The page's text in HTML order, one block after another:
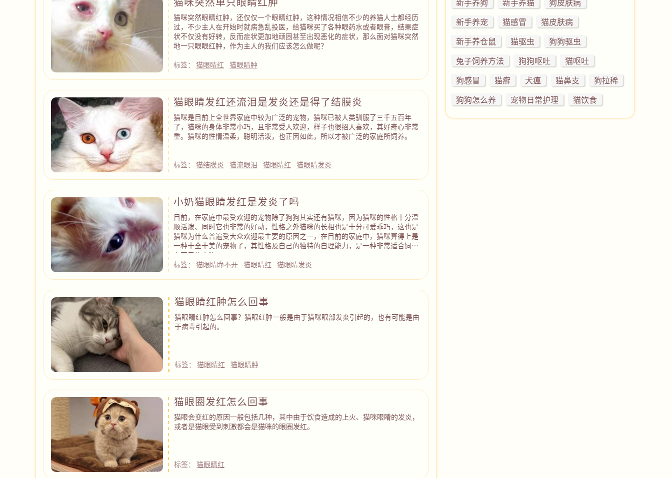
猫咪突然眼睛红肿，还仅仅一个眼睛红肿，这种情况相信不少的养猫人士都经历
过，不少主人在开始时就病急乱投医，给猫咪买了各种眼药水或者眼膏，结果症
状不仅没有好转，反而症状更加地顽固甚至出现恶化的症状，那么面对猫咪突然
地一只眼眼红肿，作为主人的我们应该怎么做呢？
标签： 猫眼睛红 猫眼睛肿
猫眼睛发红还流泪是发炎还是得了结膜炎
猫咪是目前上全世界家庭中较为广泛的宠物，猫咪已被人类驯服了三千五百年
了，猫咪的身体非常小巧，且非常受人欢迎，样子也很招人喜欢，其好奇心非常
重。猫咪的性情温柔，聪明活泼，也正因如此，所以才被广泛的家庭所饲养。
标签：猫结膜炎 猫流眼泪 猫眼睛红 猫眼睛发炎
小奶猫眼睛发红是发炎了吗
目前，在家庭中最受欢迎的宠物除了狗狗其实还有猫咪，因为猫咪的性格十分温
顺活泼、同时它也非常的好动，性格之外猫咪的长相也是十分可爱乖巧，这也是
猫咪为什么普遍受大众欢迎最主要的原因之一，在目前的家庭中，猫咪算得上是
一种十全十美的宠物了，其性格及自己的独特的自理能力，是一种非常适合饲养
在家里的宠物。
标签： 猫眼睛睁不开 猫眼睛红 猫眼睛发炎
猫眼睛红肿怎么回事
猫眼睛红肿怎么回事？猫眼红肿一般是由于猫咪眼部发炎引起的，也有可能是由
于病毒引起的。
标签： 猫眼睛红 猫眼睛肿
猫眼圈发红怎么回事
猫眼会变红的原因一般包括几种，其中由于饮食造成的上火、猫咪眼睛的发炎，
或者是猫眼受到刺激都会是猫咪的眼圈发红。
标签： 猫眼睛红
新手养宠
猫感冒
猫皮肤病
新手养仓鼠
猫驱虫
狗狗驱虫
兔子饲养方法
狗狗呕吐
猫呕吐
狗感冒
猫癣 犬瘟 猫鼻支
狗拉稀
狗狗怎么养
宠物日常护理 猫饮食